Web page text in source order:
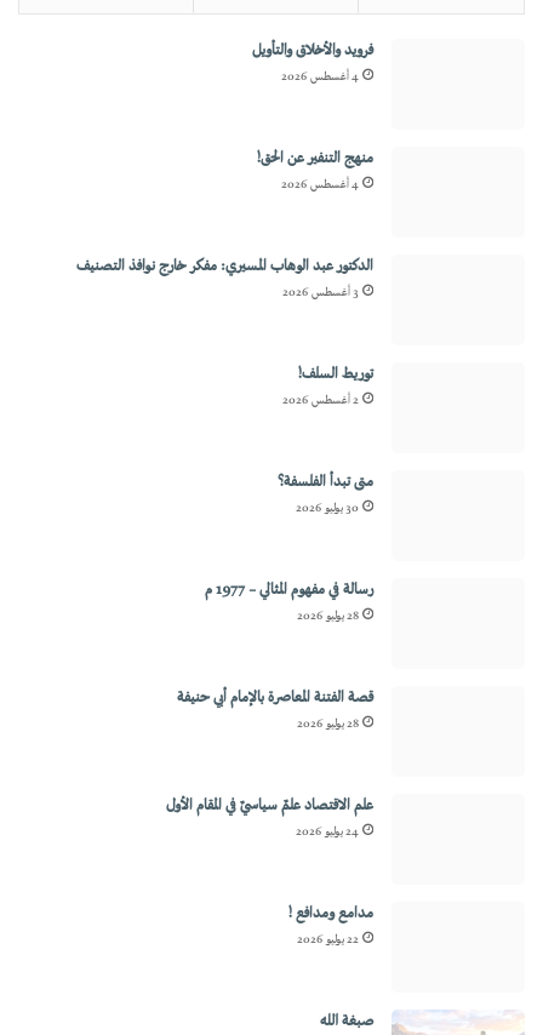
فرويد والأخلاق والتأويل
4 أغسطس 2026
منهج التنفير عن الحق!
4 أغسطس 2026
الدكتور عبد الوهاب المسيري: مفكر خارج نوافذ التصنيف
3 أغسطس 2026
توريط السلف!
2 أغسطس 2026
متى تبدأ الفلسفة؟
30 يوليو 2026
رسالة في مفهوم المثالي – 1977 م
28 يوليو 2026
قصة الفتنة المعاصرة بالإمام أبي حنيفة
28 يوليو 2026
علم الاقتصاد علمٌ سياسيٌ في المقام الأول
24 يوليو 2026
مدامع ومدافع !
22 يوليو 2026
صبغة الله